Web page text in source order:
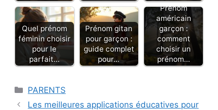
Quel prénom
féminin choisir
pour le
parfait…
Prénom gitan
pour garçon :
guide complet
pour…
Prénom
américain
garçon :
comment
choisir un
prénom…
Catégories
PARENTS
Les meilleures applications éducatives pour